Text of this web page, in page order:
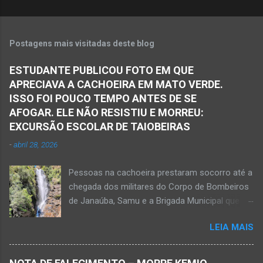
Postagens mais visitadas deste blog
ESTUDANTE PUBLICOU FOTO EM QUE
APRECIAVA A CACHOEIRA EM MATO VERDE.
ISSO FOI POUCO TEMPO ANTES DE SE
AFOGAR. ELE NÃO RESISTIU E MORREU:
EXCURSÃO ESCOLAR DE TAIOBEIRAS
-abril 28, 2026
Pessoas na cachoeira prestaram socorro até a
chegada dos militares do Corpo de Bombeiros
de Janaúba, Samu e a Brigada Municipal que
resistiu e foi a óbito Foto álbum pessoal Kauan
Pereira Alves publicou em sua rede social a
foto em que apreciava a Cachoeira Maria Rosa,
LEIA MAIS